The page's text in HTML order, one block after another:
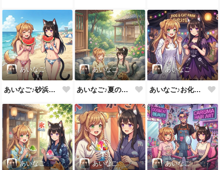
あいなご
あいなご♪砂浜のスイカってなんか美味しい💕
あいなご
あいなご♪夏の足湯もいいよね💕
あいなご
あいなご♪お化け役も一緒なら楽しいね💕
あいなご あいなご あいなご